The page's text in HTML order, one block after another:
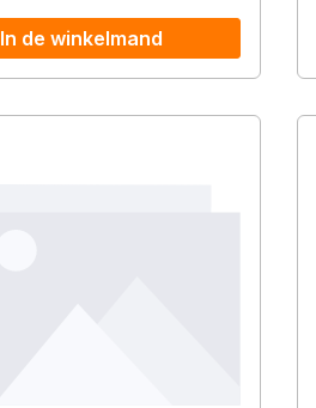
In de winkelmand